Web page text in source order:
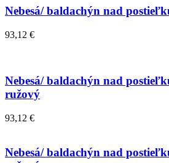
Nebesá/ baldachýn nad
93,12 €
Nebesá/ baldachýn nad
ružový
93,12 €
Nebesá/ baldachýn nad